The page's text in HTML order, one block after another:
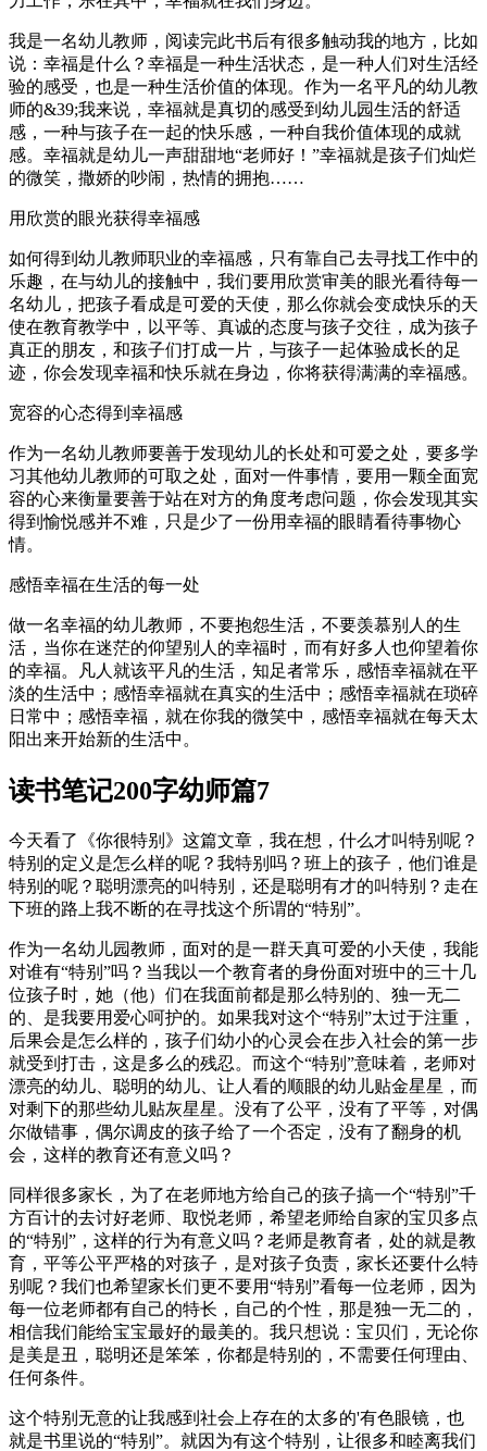
我是一名幼儿教师，阅读完此书后有很多触动我的地方，比如
说：幸福是什么？幸福是一种生活状态，是一种人们对生活经
验的感受，也是一种生活价值的体现。作为一名平凡的幼儿教
师的&39;我来说，幸福就是真切的感受到幼儿园生活的舒适
感，一种与孩子在一起的快乐感，一种自我价值体现的成就
感。幸福就是幼儿一声甜甜地“老师好！”幸福就是孩子们灿烂
的微笑，撒娇的吵闹，热情的拥抱……
用欣赏的眼光获得幸福感
如何得到幼儿教师职业的幸福感，只有靠自己去寻找工作中的
乐趣，在与幼儿的接触中，我们要用欣赏审美的眼光看待每一
名幼儿，把孩子看成是可爱的天使，那么你就会变成快乐的天
使在教育教学中，以平等、真诚的态度与孩子交往，成为孩子
真正的朋友，和孩子们打成一片，与孩子一起体验成长的足
迹，你会发现幸福和快乐就在身边，你将获得满满的幸福感。
宽容的心态得到幸福感
作为一名幼儿教师要善于发现幼儿的长处和可爱之处，要多学
习其他幼儿教师的可取之处，面对一件事情，要用一颗全面宽
容的心来衡量要善于站在对方的角度考虑问题，你会发现其实
得到愉悦感并不难，只是少了一份用幸福的眼睛看待事物心
情。
感悟幸福在生活的每一处
做一名幸福的幼儿教师，不要抱怨生活，不要羡慕别人的生
活，当你在迷茫的仰望别人的幸福时，而有好多人也仰望着你
的幸福。凡人就该平凡的生活，知足者常乐，感悟幸福就在平
淡的生活中；感悟幸福就在真实的生活中；感悟幸福就在琐碎
日常中；感悟幸福，就在你我的微笑中，感悟幸福就在每天太
阳出来开始新的生活中。
读书笔记200字幼师篇7
今天看了《你很特别》这篇文章，我在想，什么才叫特别呢？
特别的定义是怎么样的呢？我特别吗？班上的孩子，他们谁是
特别的呢？聪明漂亮的叫特别，还是聪明有才的叫特别？走在
下班的路上我不断的在寻找这个所谓的“特别”。
作为一名幼儿园教师，面对的是一群天真可爱的小天使，我能
对谁有“特别”吗？当我以一个教育者的身份面对班中的三十几
位孩子时，她（他）们在我面前都是那么特别的、独一无二
的、是我要用爱心呵护的。如果我对这个“特别”太过于注重，
后果会是怎么样的，孩子们幼小的心灵会在步入社会的第一步
就受到打击，这是多么的残忍。而这个“特别”意味着，老师对
漂亮的幼儿、聪明的幼儿、让人看的顺眼的幼儿贴金星星，而
对剩下的那些幼儿贴灰星星。没有了公平，没有了平等，对偶
尔做错事，偶尔调皮的孩子给了一个否定，没有了翻身的机
会，这样的教育还有意义吗？
同样很多家长，为了在老师地方给自己的孩子搞一个“特别”千
方百计的去讨好老师、取悦老师，希望老师给自家的宝贝多点
的“特别”，这样的行为有意义吗？老师是教育者，处的就是教
育，平等公平严格的对孩子，是对孩子负责，家长还要什么特
别呢？我们也希望家长们更不要用“特别”看每一位老师，因为
每一位老师都有自己的特长，自己的个性，那是独一无二的，
相信我们能给宝宝最好的最美的。我只想说：宝贝们，无论你
是美是丑，聪明还是笨笨，你都是特别的，不需要任何理由、
任何条件。
这个特别无意的让我感到社会上存在的太多的'有色眼镜，也
就是书里说的“特别”。就因为有这个特别，让很多和睦离我们